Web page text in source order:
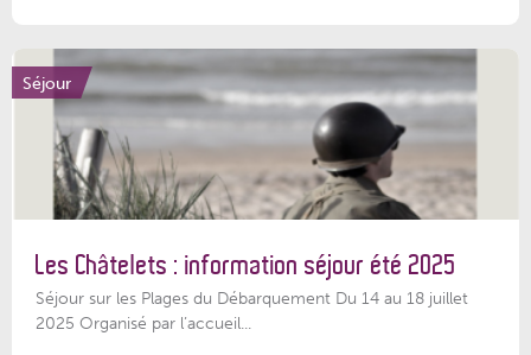
Séjour
Les Châtelets : information séjour été 2025
Séjour sur les Plages du Débarquement Du 14 au 18 juillet
2025 Organisé par l’accueil...